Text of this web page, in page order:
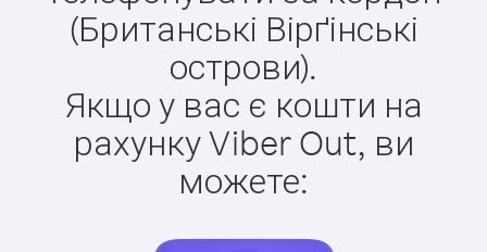
(Британські Вірґінські
острови).
Якщо у вас є кошти на
рахунку Viber Out, ви
можете: